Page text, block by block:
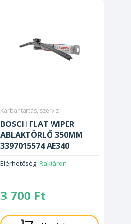
Karbantartás, szerviz
BOSCH FLAT WIPER
ABLAKTÖRLŐ 350MM
3397015574 AE340
Elérhetőség: Raktáron
3 700 Ft